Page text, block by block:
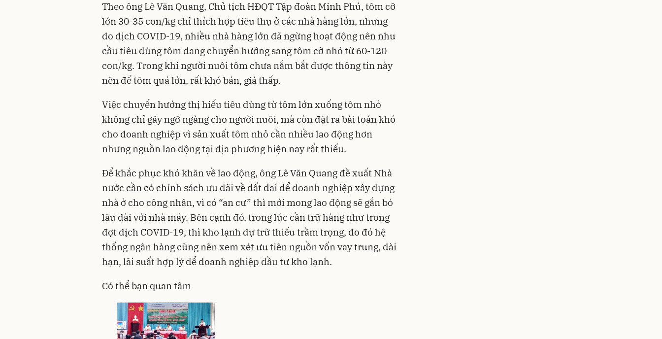
Theo ông Lê Văn Quang, Chủ tịch HĐQT Tập đoàn Minh Phú, tôm cỡ
lớn 30-35 con/kg chỉ thích hợp tiêu thụ ở các nhà hàng lớn, nhưng
do dịch COVID-19, nhiều nhà hàng lớn đã ngừng hoạt động nên nhu
cầu tiêu dùng tôm đang chuyển hướng sang tôm cỡ nhỏ từ 60-120
con/kg. Trong khi người nuôi tôm chưa nắm bắt được thông tin này
nên để tôm quá lớn, rất khó bán, giá thấp.
Việc chuyển hướng thị hiếu tiêu dùng từ tôm lớn xuống tôm nhỏ
không chỉ gây ngỡ ngàng cho người nuôi, mà còn đặt ra bài toán khó
cho doanh nghiệp vì sản xuất tôm nhỏ cần nhiều lao động hơn
nhưng nguồn lao động tại địa phương hiện nay rất thiếu.
Để khắc phục khó khăn về lao động, ông Lê Văn Quang đề xuất Nhà
nước cần có chính sách ưu đãi về đất đai để doanh nghiệp xây dựng
nhà ở cho công nhân, vì có “an cư” thì mới mong lao động sẽ gắn bó
lâu dài với nhà máy. Bên cạnh đó, trong lúc cần trữ hàng như trong
đợt dịch COVID-19, thì kho lạnh dự trữ thiếu trầm trọng, do đó hệ
thống ngân hàng cũng nên xem xét ưu tiên nguồn vốn vay trung, dài
hạn, lãi suất hợp lý để doanh nghiệp đầu tư kho lạnh.
Có thể bạn quan tâm